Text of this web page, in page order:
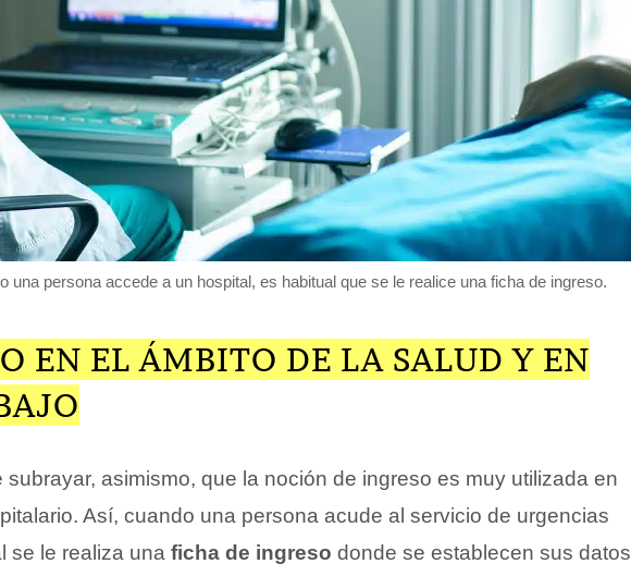
una persona accede a un hospital, es habitual que se le realice una ficha de ingreso.
EN EL ÁMBITO DE LA SALUD Y EN
subrayar, asimismo, que la noción de ingreso es muy utilizada en
Así, cuando una persona acude al servicio de urgencias
se le realiza una ficha de ingreso donde se establecen sus datos